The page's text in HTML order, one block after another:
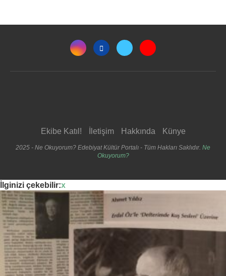
Ekibe Katıl! İletişim Hakkında Künye
2025 - Ne Okuyorum? Edebiyat Kültür Portalı - Tüm Hakları Saklıdır. Ne
Okuyorum?
İlginizi çekebilir:x